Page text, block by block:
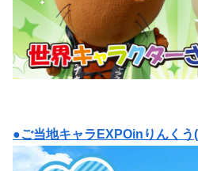
●ご当地キャラEXPOinりんくう